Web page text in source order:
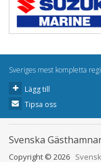
Sveriges mest kompletta
Lägg till
Tipsa oss
Svenska
Copyright © 2026